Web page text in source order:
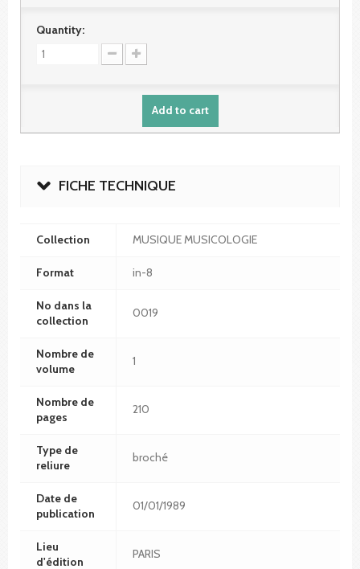
Quantity:
Add to cart
FICHE TECHNIQUE
Collection MUSIQUE MUSICOLOGIE
Format in-8
No dans la
collection
0019
Nombre de
volume
1
Nombre de
pages
210
Type de
reliure
broché
Date de
publication
01/01/1989
Lieu
d'édition
PARIS